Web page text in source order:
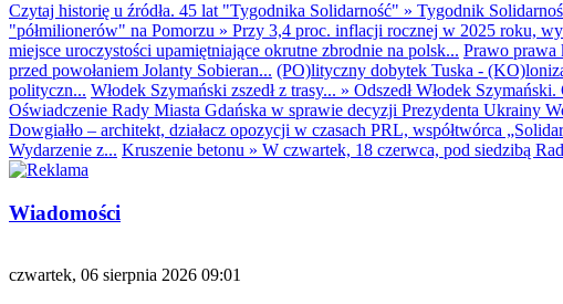
Czytaj historię u źródła. 45 lat "Tygodnika Solidarność" » Tygodnik
"półmilionerów" na Pomorzu » Przy 3,4 proc. inflacji rocznej w 2025 roku,
miejsce uroczystości upamiętniające okrutne zbrodnie na polsk... Prawo prawa
przed powołaniem Jolanty Sobieran... (PO)lityczny dobytek Tuska -
polityczn... Włodek Szymański zszedł z trasy... » Odszedł Włodek
Oświadczenie Rady Miasta Gdańska w sprawie decyzji Prezydenta Ukrainy
Dowgiałło – architekt, działacz opozycji w czasach PRL, współtwórca
Wydarzenie z... Kruszenie betonu » W czwartek, 18 czerwca, pod siedzibą
Wiadomości
czwartek, 06 sierpnia 2026 09:01